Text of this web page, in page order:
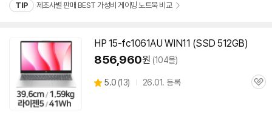
TIP 제조사별 판매 BEST 가성비 게이밍 노트북 비교
HP 15-fc1061AU WIN11 (SSD 512GB)
856,960원 (104몰)
별
5.0 (상
13) 26.01. 등록
관